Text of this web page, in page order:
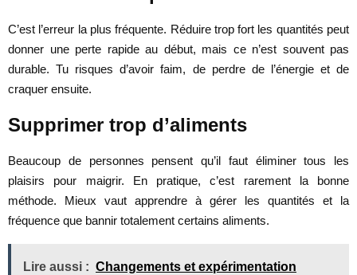
C’est l’erreur la plus fréquente. Réduire trop fort les quantités peut
donner une perte rapide au début, mais ce n’est souvent pas
durable. Tu risques d’avoir faim, de perdre de l’énergie et de
craquer ensuite.
Supprimer trop d’aliments
Beaucoup de personnes pensent qu’il faut éliminer tous les
plaisirs pour maigrir. En pratique, c’est rarement la bonne
méthode. Mieux vaut apprendre à gérer les quantités et la
fréquence que bannir totalement certains aliments.
Lire aussi : Changements et expérimentation